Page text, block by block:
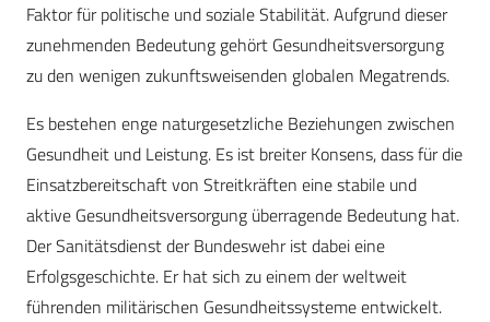
Faktor für politische und soziale Stabilität. Aufgrund dieser
zunehmenden Bedeutung gehört Gesundheitsversorgung
zu den wenigen zukunftsweisenden globalen Megatrends.
Es bestehen enge naturgesetzliche Beziehungen zwischen
Gesundheit und Leistung. Es ist breiter Konsens, dass für die
Einsatzbereitschaft von Streitkräften eine stabile und
aktive Gesundheitsversorgung überragende Bedeutung hat.
Der Sanitätsdienst der Bundeswehr ist dabei eine
Erfolgsgeschichte. Er hat sich zu einem der weltweit
führenden militärischen Gesundheitssysteme entwickelt.